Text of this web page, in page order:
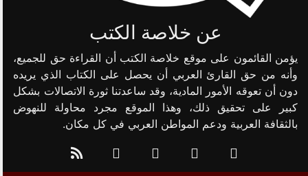
عن خلاصة الكتب
يؤمن القائمون على موقع خلاصة الكتب أن القراءة حق للجميع،
وأنه من حق القارئ العربي أن يحصل على الكتاب الذي يريده
دون أن تعوقه الأمور المادية، وقد ساعدتنا ثورة الاتصالات بشكل
كبير على تحقيق ذلك، وهذا الموقع مجرد محاولة للنهوض
بالثقافة العربية ودعم المواطن العربي في كل مكان.